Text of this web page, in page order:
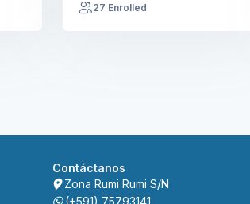
27 Enrolled
Contáctanos
Zona Rumi Rumi S/N
(+591) 75793141